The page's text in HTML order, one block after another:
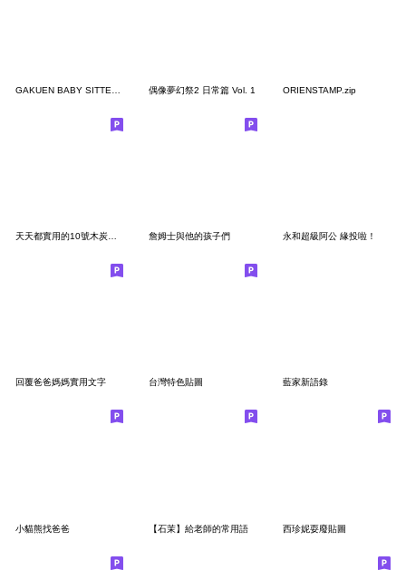
偶像夢幻祭2 日常篇 Vol. 1 ORIENSTAMP.zip
詹姆士與他的孩子們 永和超級阿公 緣投啦！
回覆爸爸媽媽實用文字 台灣特色貼圖 藍家新語錄
小貓熊找爸爸 【石茉】給老師的常用語 西珍妮耍廢貼圖